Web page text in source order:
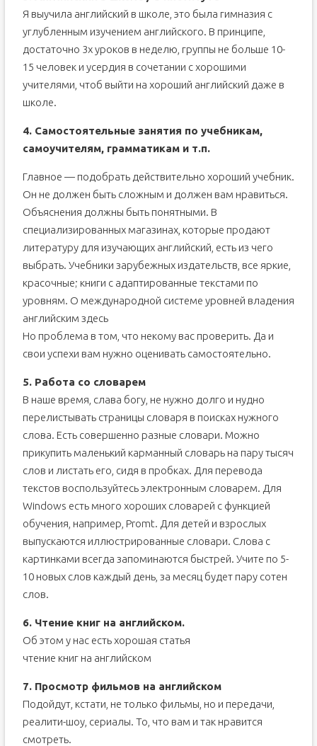
Я выучила английский в школе, это была гимназия с
углубленным изучением английского. В принципе,
достаточно 3х уроков в неделю, группы не больше 10-
15 человек и усердия в сочетании с хорошими
учителями, чтоб выйти на хороший английский даже в
школе.
4. Самостоятельные занятия по учебникам,
самоучителям, грамматикам и т.п.
Главное — подобрать действительно хороший учебник.
Он не должен быть сложным и должен вам нравиться.
Объяснения должны быть понятными. В
специализированных магазинах, которые продают
литературу для изучающих английский, есть из чего
выбрать. Учебники зарубежных издательств, все яркие,
красочные; книги с адаптированные текстами по
уровням. О международной системе уровней владения
английским здесь
Но проблема в том, что некому вас проверить. Да и
свои успехи вам нужно оценивать самостоятельно.
5. Работа со словарем
В наше время, слава богу, не нужно долго и нудно
перелистывать страницы словаря в поисках нужного
слова. Есть совершенно разные словари. Можно
прикупить маленький карманный словарь на пару тысяч
слов и листать его, сидя в пробках. Для перевода
текстов воспользуйтесь электронным словарем. Для
Windows есть много хороших словарей с функцией
обучения, например, Promt. Для детей и взрослых
выпускаются иллюстрированные словари. Слова с
картинками всегда запоминаются быстрей. Учите по 5-
10 новых слов каждый день, за месяц будет пару сотен
слов.
6. Чтение книг на английском.
Об этом у нас есть хорошая статья
чтение книг на английском
7. Просмотр фильмов на английском
Подойдут, кстати, не только фильмы, но и передачи,
реалити-шоу, сериалы. То, что вам и так нравится
смотреть.